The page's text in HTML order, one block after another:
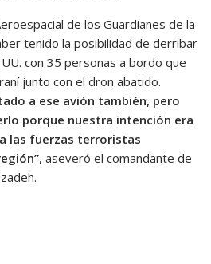
de los Guardianes de la
tenido la posibilidad de derribar
con 35 personas a bordo que
junto con el dron abatido.
a ese avión también, pero
porque nuestra intención era
las fuerzas terroristas
, aseveró el comandante de